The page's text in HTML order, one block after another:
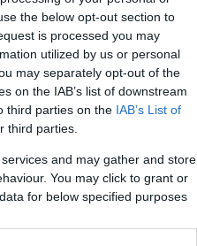
the below opt-out section to
is processed you may
utilized by us or personal
may separately opt-out of the
on the IAB’s list of downstream
third parties on the IAB’s List of
third parties.
and may gather and store
You may click to grant or
for below specified purposes